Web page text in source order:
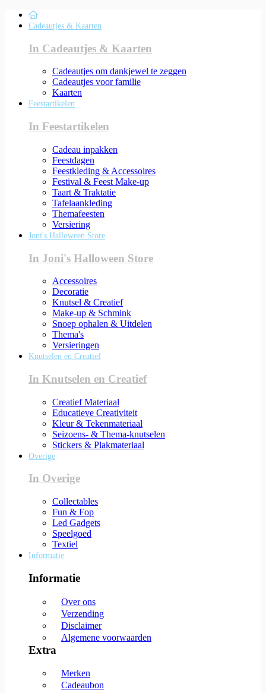
Cadeautjes & Kaarten
In Cadeautjes & Kaarten
Cadeautjes om dankjewel te zeggen
Cadeautjes voor familie
Kaarten
Feestartikelen
In Feestartikelen
Cadeau inpakken
Feestdagen
Feestkleding & Accessoires
Festival & Feest Make-up
Taart & Traktatie
Tafelaankleding
Themafeesten
Versiering
Joni's Halloween Store
In Joni's Halloween Store
Accessoires
Decoratie
Knutsel & Creatief
Make-up & Schmink
Snoep ophalen & Uitdelen
Thema's
Versieringen
Knutselen en Creatief
In Knutselen en Creatief
Creatief Materiaal
Educatieve Creativiteit
Kleur & Tekenmateriaal
Seizoens- & Thema-knutselen
Stickers & Plakmateriaal
Overige
In Overige
Collectables
Fun & Fop
Led Gadgets
Speelgoed
Textiel
Informatie
Informatie
Over ons
Verzending
Disclaimer
Algemene voorwaarden
Extra
Merken
Cadeaubon